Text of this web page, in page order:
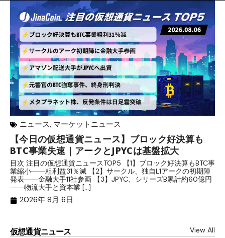
ニュース, マーケットニュース
【今日の仮想通貨ニュース】ブロック好決算も
BTC事業失速｜アークとJPYCは基盤拡大
目次 注目の仮想通貨ニュースTOP5 【1】ブロック好決算もBTC事
業縮小――粗利益31％減 【2】サークル、独自L1アークの初期陣
発表――金融大手11社参画 【3】JPYC、シリーズB累計約60億円
――物流大手と資本業 […]
2026年 8月 6日
仮想通貨ニュース View All